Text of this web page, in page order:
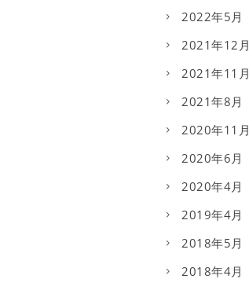
2022年5月
2021年12月
2021年11月
2021年8月
2020年11月
2020年6月
2020年4月
2019年4月
2018年5月
2018年4月